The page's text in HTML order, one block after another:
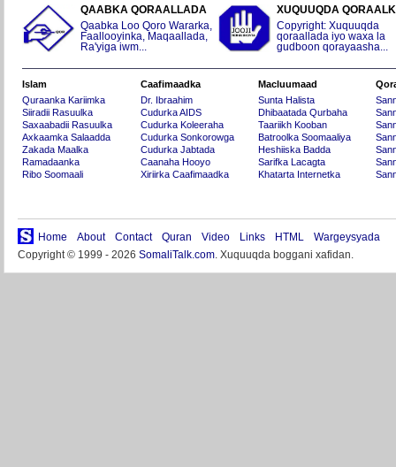
QAABKA QORAALLADA
Qaabka Loo Qoro Wararka,
Faallooyinka, Maqaallada,
Ra'yiga iwm...
XUQUUQDA
Copyright: Xuquuqda
qoraallada iyo waxa la
gudboon qorayaasha...
Islam
Quraanka Kariimka
Siiradii Rasuulka
Saxaabadii Rasuulka
Axkaamka Salaadda
Zakada Maalka
Ramadaanka
Ribo Soomaali
Caafimaadka
Dr. Ibraahim
Cudurka AIDS
Cudurka Koleeraha
Cudurka Sonkorowga
Cudurka Jabtada
Caanaha Hooyo
Xiriirka Caafimaadka
Macluumaad
Sunta Halista
Dhibaatada Qurbaha
Taariikh Kooban
Batroolka Soomaaliya
Heshiiska Badda
Sarifka Lacagta
Khatarta Internetka
Home About Contact Quran Video Links HTML
Wargeysyada
Copyright © 1999 - 2026 SomaliTalk.com. Xuquuqda boggani xafidan.